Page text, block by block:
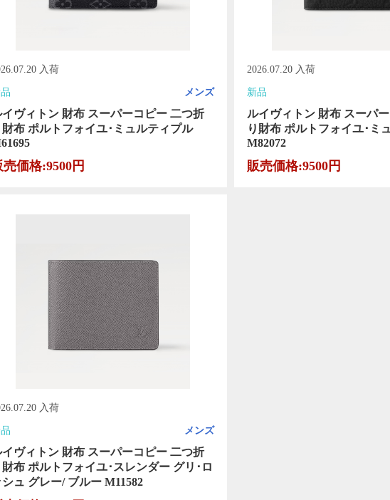
入荷
メンズ
イヴィトン 財布 スーパーコピー 二つ折
財布 ポルトフォイユ･ミュルティプル
売価格:9500円
2026.07.20 入荷
新品
ルイヴィトン 財布 スーパ
り財布 ポルトフォイユ･ミ
M82072
販売価格:9500円
入荷
メンズ
イヴィトン 財布 スーパーコピー 二つ折
財布 ポルトフォイユ･スレンダー グリ･ロ
シュ グレー/ ブルー M11582